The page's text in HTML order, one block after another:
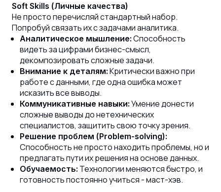
Soft Skills (Личные качества)
Не просто перечисляй стандартный набор.
Попробуй связать их с задачами аналитика.
Аналитическое мышление: Способность
видеть за цифрами бизнес-смысл,
декомпозировать сложные задачи.
Внимание к деталям: Критически важно при
работе с данными, где одна ошибка может
исказить все выводы.
Коммуникативные навыки: Умение донести
сложные выводы до нетехнических
специалистов, защитить свою точку зрения.
Решение проблем (Problem-solving):
Способность не просто находить проблемы, но и
предлагать пути их решения на основе данных.
Обучаемость: Технологии меняются быстро, и
готовность постоянно учиться - маст-хэв.